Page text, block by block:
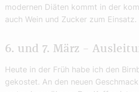
modernen Diäten kommt in der
auch Wein und Zucker zum Einsatz.
6. und 7. März –
Heute in der Früh habe ich den
gekostet. An den neuen